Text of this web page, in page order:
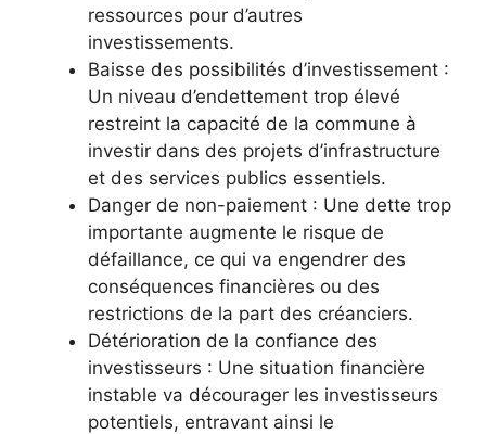
ressources pour d’autres
investissements.
Baisse des possibilités d’investissement :
Un niveau d’endettement trop élevé
restreint la capacité de la commune à
investir dans des projets d’infrastructure
et des services publics essentiels.
Danger de non-paiement : Une dette trop
importante augmente le risque de
défaillance, ce qui va engendrer des
conséquences financières ou des
restrictions de la part des créanciers.
Détérioration de la confiance des
investisseurs : Une situation financière
instable va décourager les investisseurs
potentiels, entravant ainsi le